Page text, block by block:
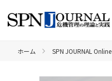
ホーム SPN JOURNAL Online